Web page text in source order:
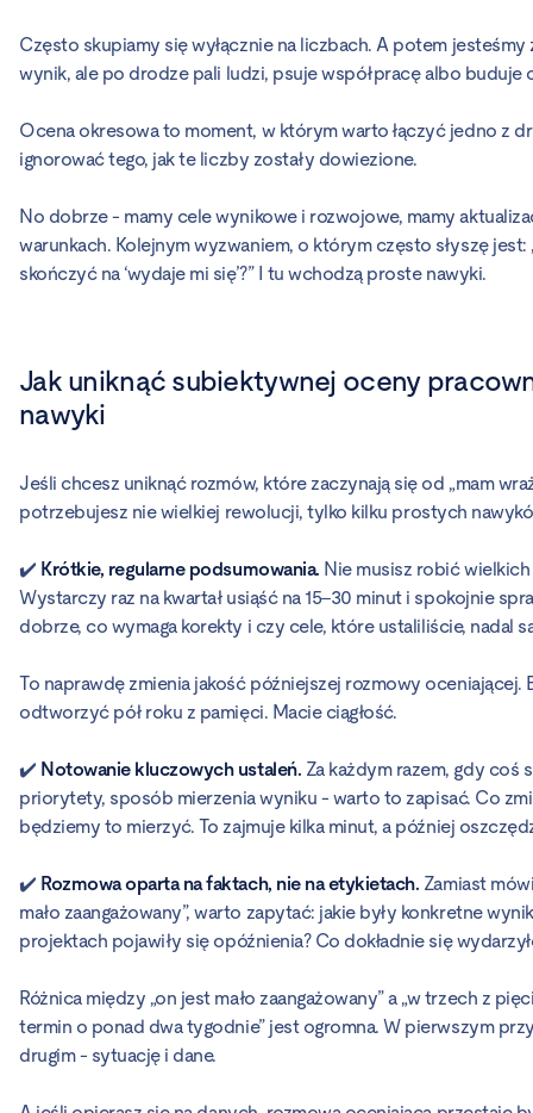
Często skupiamy się wyłącznie na liczbach. A potem
wynik, ale po drodze pali ludzi, psuje współpracę albo buduje
Ocena okresowa to moment, w którym warto łączyć jedno z
ignorować tego, jak te liczby zostały dowiezione.
No dobrze - mamy cele wynikowe i rozwojowe, mamy
warunkach. Kolejnym wyzwaniem, o którym często słyszę jest:
skończyć na ‘wydaje mi się’?” I tu wchodzą proste nawyki.
Jak uniknąć subiektywnej oceny
nawyki
Jeśli chcesz uniknąć rozmów, które zaczynają się od „mam
potrzebujesz nie wielkiej rewolucji, tylko kilku prostych
✔️ Krótkie, regularne podsumowania. Nie musisz robić
Wystarczy raz na kwartał usiąść na 15–30 minut i spokojnie
dobrze, co wymaga korekty i czy cele, które ustaliliście, nadal
To naprawdę zmienia jakość późniejszej rozmowy
odtworzyć pół roku z pamięci. Macie ciągłość.
✔️ Notowanie kluczowych ustaleń. Za każdym razem, gdy coś
priorytety, sposób mierzenia wyniku - warto to zapisać. Co
będziemy to mierzyć. To zajmuje kilka minut, a później
✔️ Rozmowa oparta na faktach, nie na etykietach. Zamiast
mało zaangażowany”, warto zapytać: jakie były konkretne
projektach pojawiły się opóźnienia? Co dokładnie się
Różnica między „on jest mało zaangażowany” a „w trzech z
termin o ponad dwa tygodnie” jest ogromna. W pierwszym
drugim - sytuację i dane.